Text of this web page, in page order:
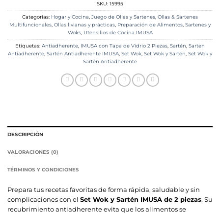
SKU: 15995
Categorías: Hogar y Cocina, Juego de Ollas y Sartenes, Ollas & Sartenes
Multifuncionales, Ollas livianas y prácticas, Preparación de Alimentos, Sartenes y
Woks, Utensilios de Cocina IMUSA
Etiquetas: Antiadherente, IMUSA con Tapa de Vidrio 2 Piezas, Sartén, Sarten
Antiadherente, Sartén Antiadherente IMUSA, Set Wok, Set Wok y Sartén, Set Wok y
Sartén Antiadherente
DESCRIPCIÓN
VALORACIONES (0)
TÉRMINOS Y CONDICIONES
Prepara tus recetas favoritas de forma rápida, saludable y sin
complicaciones con el Set Wok y Sartén IMUSA de 2 piezas. Su
recubrimiento antiadherente evita que los alimentos se